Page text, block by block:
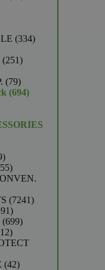
334334
251251
7979
producten
694694
1249
producten
155
producten
72417241
1391
producten
699699
2212
producten
4242